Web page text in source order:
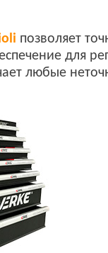
позволяет
для
любые